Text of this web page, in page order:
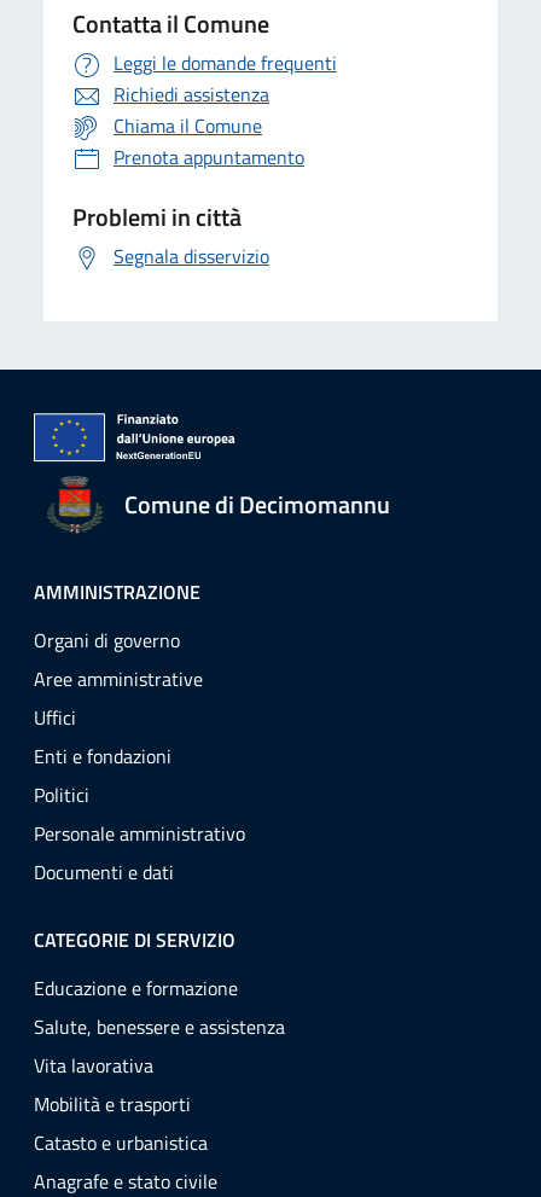
Contatta il Comune
Leggi le domande frequenti
Richiedi assistenza
Chiama il Comune
Prenota appuntamento
Problemi in città
Segnala disservizio
Comune di Decimomannu
AMMINISTRAZIONE
Organi di governo
Aree amministrative
Uffici
Enti e fondazioni
Politici
Personale amministrativo
Documenti e dati
CATEGORIE DI SERVIZIO
Educazione e formazione
Salute, benessere e assistenza
Vita lavorativa
Mobilità e trasporti
Catasto e urbanistica
Anagrafe e stato civile